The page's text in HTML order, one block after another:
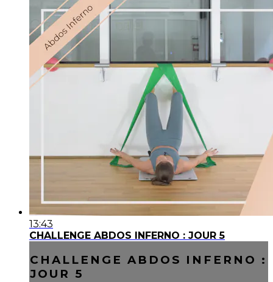
13:43
CHALLENGE ABDOS INFERNO : JOUR 5
CHALLENGE ABDOS INFERNO :
JOUR 5